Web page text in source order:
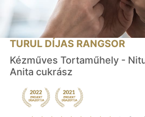
TURUL DÍJAS RANGSOR
Kézműves Tortaműhely -
Anita cukrász